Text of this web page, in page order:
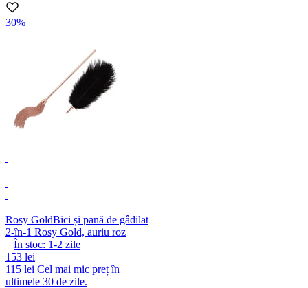
30%
Rosy GoldBici și pană de gâdilat
2-în-1 Rosy Gold, auriu roz
În stoc: 1-2 zile
153 lei
115 lei Cel mai mic preț în
ultimele 30 de zile.